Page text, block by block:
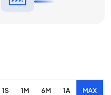
1S 1M 6M 1A MAX